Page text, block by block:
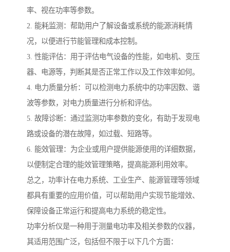
率、视在功率等参数。
2. 能耗监测：帮助用户了解设备或系统的能源消耗情
况，以便进行节能管理和成本控制。
3. 性能评估：用于评估电气设备的性能，如电机、变压
器、电源等，判断其是否正常工作以及工作效率如何。
4. 电力质量分析：可以检测电力系统中的功率因数、谐
波等参数，对电力质量进行分析和评估。
5. 故障诊断：通过监测功率参数的变化，有助于发现电
路或设备的潜在故障，如过载、短路等。
6. 能效管理：为企业或用户提供能源使用的详细数据，
以便制定合理的能效管理策略，提高能源利用效率。
总之，功率计在电力系统、工业生产、能源管理等领域
都具有重要的应用价值，可以帮助用户实现节能增效、
保障设备正常运行和提高电力系统的稳定性。
功率分析仪是一种用于测量电功率及相关参数的仪器，
其适用范围广泛，包括但不限于以下几个方面：